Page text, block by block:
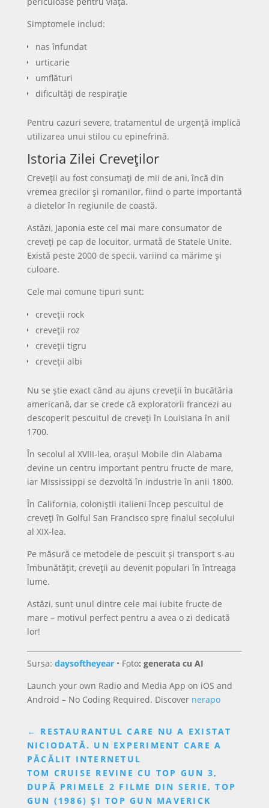
Simptomele includ:
nas înfundat
urticarie
umflături
dificultăți de respirație
Pentru cazuri severe, tratamentul de urgență implică
utilizarea unui stilou cu epinefrină.
Istoria Zilei Creveților
Creveții au fost consumați de mii de ani, încă din
vremea grecilor și romanilor, fiind o parte importantă
a dietelor în regiunile de coastă.
Astăzi, Japonia este cel mai mare consumator de
creveți pe cap de locuitor, urmată de Statele Unite.
Există peste 2000 de specii, variind ca mărime și
culoare.
Cele mai comune tipuri sunt:
creveții rock
creveții roz
creveții tigru
creveții albi
Nu se știe exact când au ajuns creveții în bucătăria
americană, dar se crede că exploratorii francezi au
descoperit pescuitul de creveți în Louisiana în anii
1700.
În secolul al XVIII-lea, orașul Mobile din Alabama
devine un centru important pentru fructe de mare,
iar Mississippi se dezvoltă în industrie în anii 1800.
În California, coloniștii italieni încep pescuitul de
creveți în Golful San Francisco spre finalul secolului
al XIX-lea.
Pe măsură ce metodele de pescuit și transport s-au
îmbunătățit, creveții au devenit populari în întreaga
lume.
Astăzi, sunt unul dintre cele mai iubite fructe de
mare – motivul perfect pentru a avea o zi dedicată
lor!
Sursa: daysoftheyear• Foto: generata cu AI
Launch your own Radio and Media App on iOS and
Android – No Coding Required. Discover nerapo
← RESTAURANTUL CARE NU A EXISTAT
NICIODATĂ. UN EXPERIMENT CARE A
PĂCĂLIT INTERNETUL
TOM CRUISE REVINE CU TOP GUN 3,
DUPĂ PRIMELE 2 FILME DIN SERIE, TOP
GUN (1986) ȘI TOP GUN MAVERICK